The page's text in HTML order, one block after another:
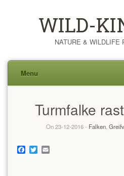
WILD-
NATURE & WILDLIFE
Menu
Turmfalke
On 23-12-2016 - Falken,
Facebook
TwitterEmail